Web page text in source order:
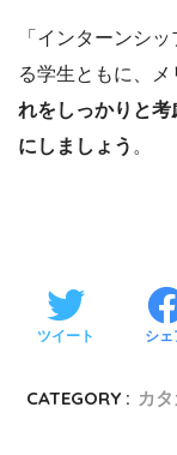
「インターンシ
る学生ともに、メ
れをしっかりと考
にしましょう 。
ツイート シェ
CATEGORY : カ